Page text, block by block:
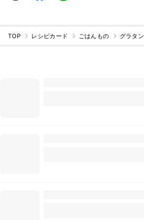
TOP レシピカード ごはんもの グラタン